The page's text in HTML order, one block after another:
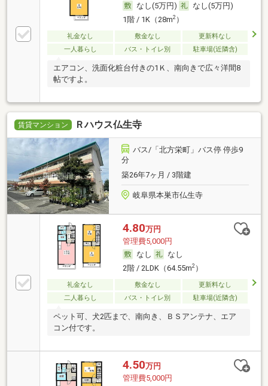
なし(5万円)
なし(5万円)
1階 / 1K（28m2）
礼金なし 敷金なし
更新料なし
一人暮らし
バス・トイレ別 駐車場(近隣含)
エアコン、洗面化粧台付きの1Ｋ、南向きで広々洋間8
帖ですよ。
賃貸マンション Ｒハウス仏生寺
バス/「北方栄町」バス停 停歩9
分
築26年7ヶ月 / 3階建
岐阜県本巣市仏生寺
4.80万円
管理費5,000円
なし
なし
2階 / 2LDK（64.55m2）
礼金なし 敷金なし
更新料なし
二人暮らし
バス・トイレ別 駐車場(近隣含)
ペット可、犬2匹まで、南向き、ＢＳアンテナ、エア
コン付です。
4.50万円
管理費5,000円